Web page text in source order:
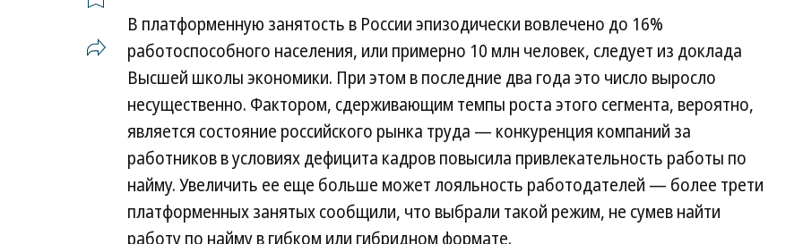
В платформенную занятость в России эпизодически вовлечено до 16%
работоспособного населения, или примерно 10 млн человек, следует из доклада
Высшей школы экономики. При этом в последние два года это число выросло
несущественно. Фактором, сдерживающим темпы роста этого сегмента, вероятно,
является состояние российского рынка труда — конкуренция компаний за
работников в условиях дефицита кадров повысила привлекательность работы по
найму. Увеличить ее еще больше может лояльность работодателей — более трети
платформенных занятых сообщили, что выбрали такой режим, не сумев найти
работу по найму в гибком или гибридном формате.